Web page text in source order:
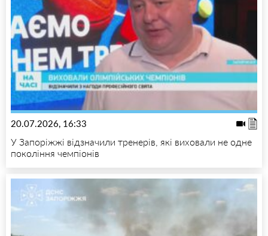
20.07.2026, 16:33
У Запоріжжі відзначили тренерів, які виховали не одне
покоління чемпіонів